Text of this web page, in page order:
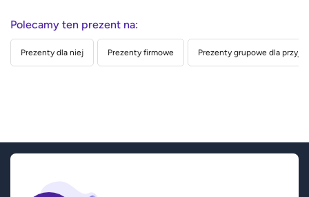
Polecamy ten prezent na:
Prezenty dla niej Prezenty firmowe Prezenty grupowe dla